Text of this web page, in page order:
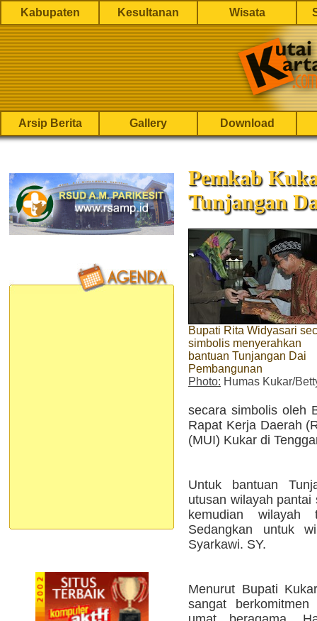
Kabupaten Kesultanan Wisata
Arsip Berita Gallery Download
Pemkab
Tunjangan
Bupati Rita Widyasari
simbolis menyerahkan
bantuan Tunjangan Dai
Pembangunan
Photo: Humas Kukar/
secara simbolis oleh
Rapat Kerja Daerah
(MUI) Kukar di
Untuk bantuan
utusan wilayah
kemudian wilayah
Sedangkan untuk
Syarkawi. SY.
Menurut Bupati
sangat berkomitmen